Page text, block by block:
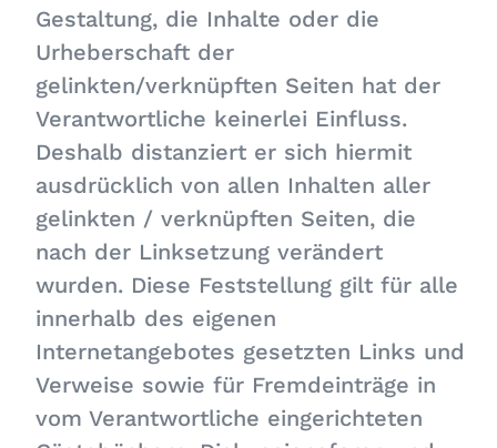
Gestaltung, die Inhalte oder die
Urheberschaft der
gelinkten/verknüpften Seiten hat der
Verantwortliche keinerlei Einfluss.
Deshalb distanziert er sich hiermit
ausdrücklich von allen Inhalten aller
gelinkten / verknüpften Seiten, die
nach der Linksetzung verändert
wurden. Diese Feststellung gilt für alle
innerhalb des eigenen
Internetangebotes gesetzten Links und
Verweise sowie für Fremdeinträge in
vom Verantwortliche eingerichteten